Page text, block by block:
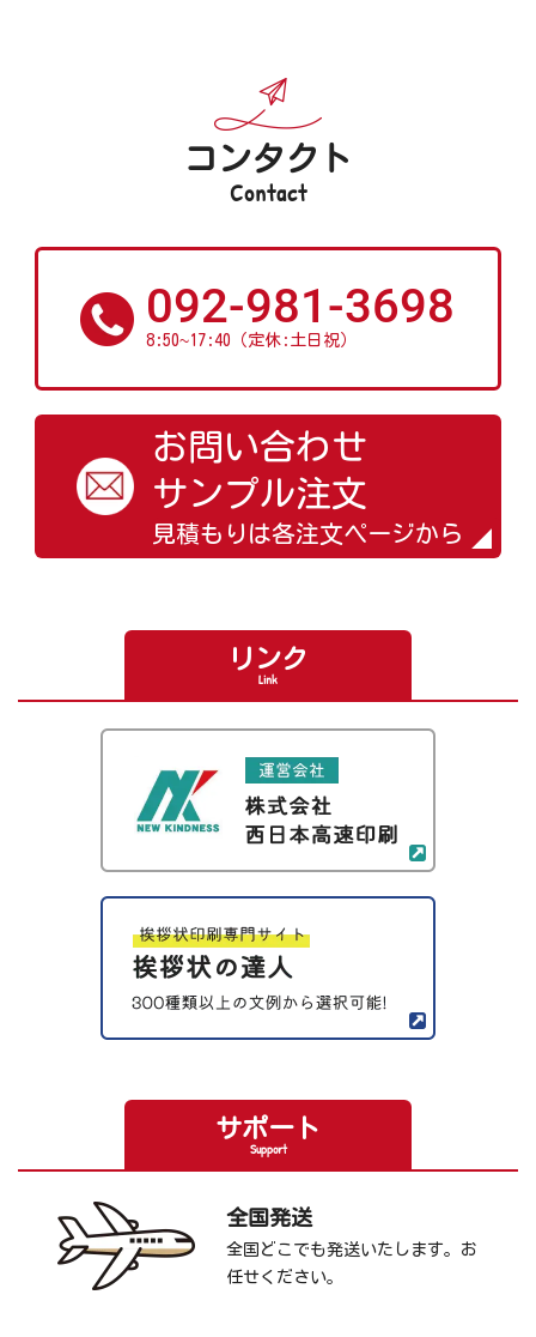
コンタクト
Contact
092-981-3698
8:50~17:40（定休:土日祝）
お問い合わせ
サンプル注文
見積もりは各注文ページから
リンク
Link
サポート
Support
全国発送
全国どこでも発送いたします。お
任せください。